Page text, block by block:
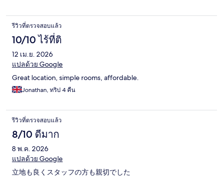
รีวิวที่ตรวจสอบแล้ว
10/10 ไร้ที่ติ
12 เม.ย. 2026
แปลด้วย Google
Great location, simple rooms, affordable.
Jonathan, ทริป 4 คืน
รีวิวที่ตรวจสอบแล้ว
8/10 ดีมาก
8 พ.ค. 2026
แปลด้วย Google
立地も良くスタッフの方も親切でした